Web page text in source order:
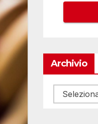
Archivio
Archivio